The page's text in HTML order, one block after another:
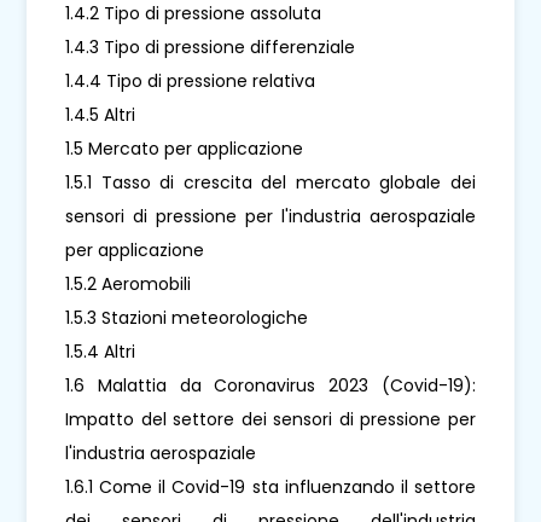
1.4.2 Tipo di pressione assoluta
1.4.3 Tipo di pressione differenziale
1.4.4 Tipo di pressione relativa
1.4.5 Altri
1.5 Mercato per applicazione
1.5.1 Tasso di crescita del mercato globale dei
sensori di pressione per l'industria aerospaziale
per applicazione
1.5.2 Aeromobili
1.5.3 Stazioni meteorologiche
1.5.4 Altri
1.6 Malattia da Coronavirus 2023 (Covid-19):
Impatto del settore dei sensori di pressione per
l'industria aerospaziale
1.6.1 Come il Covid-19 sta influenzando il settore